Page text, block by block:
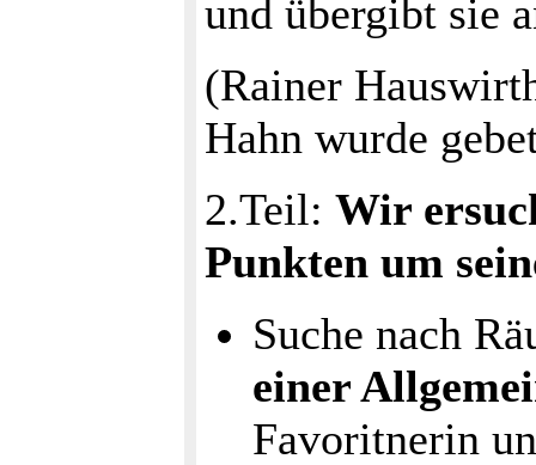
und übergibt sie
(Rainer
Hahn wurde
2.Teil: Wir
Punkten um
Suche nach
einer
Favoritnerin